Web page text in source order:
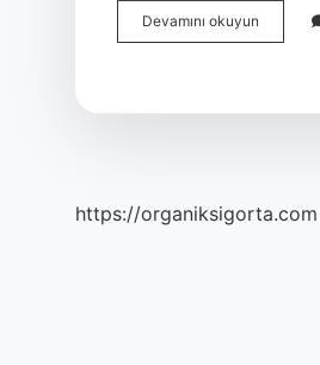
Devamını okuyun
De
https://organiksigorta.com